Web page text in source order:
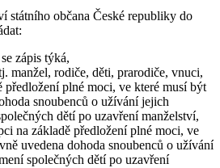
státního občana České republiky do
zápis týká,
manžel, rodiče, děti, prarodiče, vnuci,
předložení plné moci, ve které musí být
snoubenců o užívání jejich
dětí po uzavření manželství,
na základě předložení plné moci, ve
uvedena dohoda snoubenců o užívání
společných dětí po uzavření